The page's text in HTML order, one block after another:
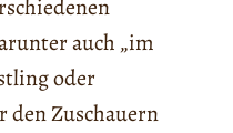
auch „im
oder
den Zuschauern